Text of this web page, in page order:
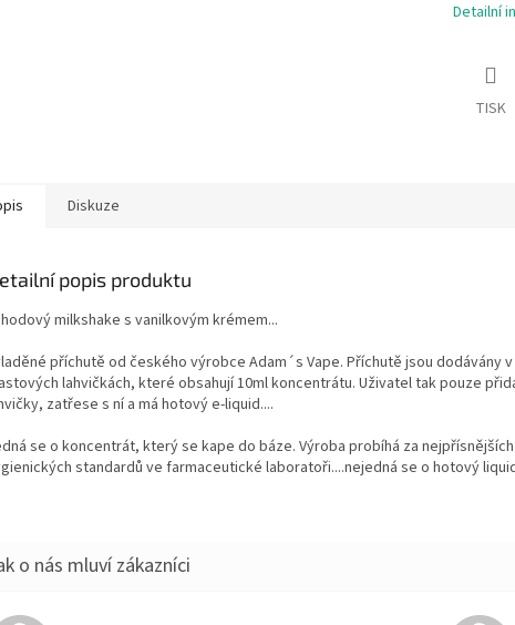
Detailní
TISK
Diskuze
popis produktu
milkshake s vanilkovým krémem...
příchutě od českého výrobce Adam´s Vape. Příchutě jsou dodávány
lahvičkách, které obsahují 10ml koncentrátu. Uživatel tak pouze
zatřese s ní a má hotový e-liquid....
se o koncentrát, který se kape do báze. Výroba probíhá za nejpřísnějších
standardů ve farmaceutické laboratoři....nejedná se o hotový